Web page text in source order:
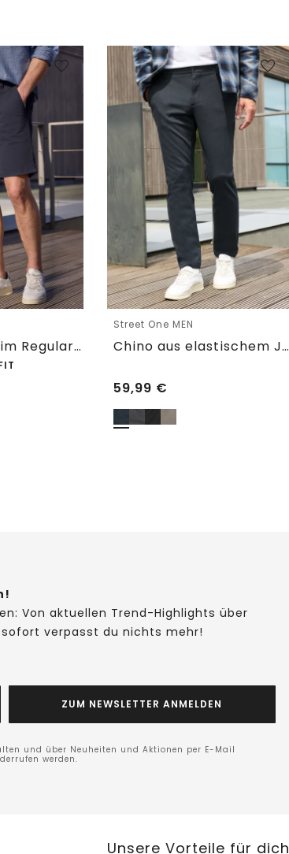
Chino Shorts im Regular Fit mit Flexbund
Street One MEN
Chino aus elastischem Jersey mit Flexbund
59,99 €
Von aktuellen Trend-Highlights über
verpasst du nichts mehr!
ZUM NEWSLETTER ANMELDEN
und über Neuheiten und Aktionen per E-Mail
werden.
Unsere Vorteile für dich